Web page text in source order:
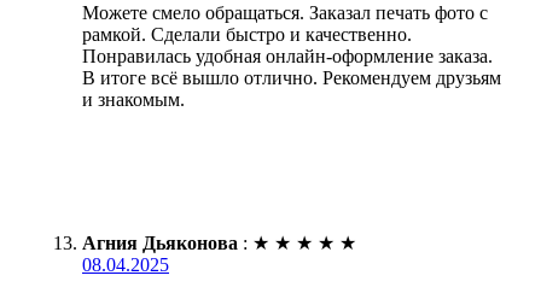
Можете смело обращаться. Заказал печать фото с
рамкой. Сделали быстро и качественно.
Понравилась удобная онлайн-оформление заказа.
В итоге всё вышло отлично. Рекомендуем друзьям
и знакомым.
Агния Дьяконова : ★ ★ ★ ★ ★
08.04.2025